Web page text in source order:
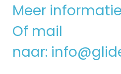
Meer
Of mail
naar: